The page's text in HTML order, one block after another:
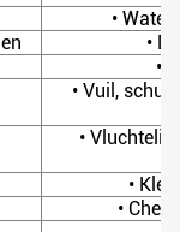
•
•
•
• Vuil,
•
•
•